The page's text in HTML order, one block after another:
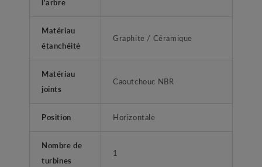
Matériau
étanchéité
Graphite / Céramique
Matériau
joints
Caoutchouc NBR
Position Horizontale
Nombre de
turbines
1